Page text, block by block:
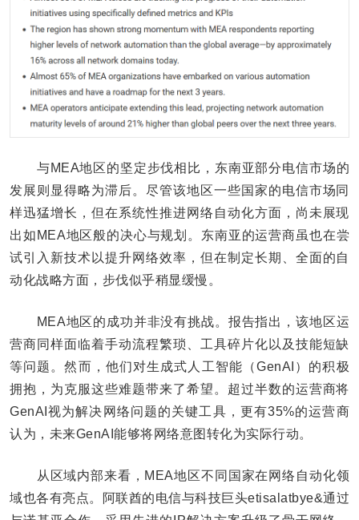
与MEA地区的坚定步伐相比，东南亚部分电信市场的
发展则显得略为滞后。尽管该地区一些国家的电信市场同
样迅猛增长，但在系统性推进网络自动化方面，尚未展现
出如MEA地区般的决心与规划。东南亚的运营商虽也在尝
试引入新技术以提升网络效率，但在制定长期、全面的自
动化战略方面，步伐似乎稍显缓慢。
MEA地区的成功并非没有挑战。报告指出，该地区运
营商同样面临着手动流程繁琐、工具碎片化以及技能短缺
等问题。然而，他们对生成式人工智能（GenAI）的积极
拥抱，为克服这些难题带来了希望。超过半数的运营商将
GenAI视为解决网络问题的关键工具，更有35%的运营商
认为，未来GenAI能够将网络意图转化为实际行动。
从区域内部来看，MEA地区不同国家在网络自动化领
域也各有亮点。阿联酋的电信与科技巨头etisalatbye&通过